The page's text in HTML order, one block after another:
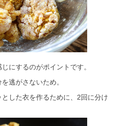
にするのがポイントです。
逃がさないため。
した衣を作るために、2回に分け